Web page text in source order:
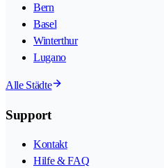
Bern
Basel
Winterthur
Lugano
Alle Städte
Support
Kontakt
Hilfe & FAQ